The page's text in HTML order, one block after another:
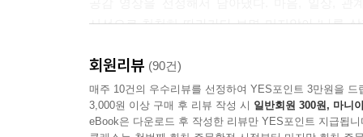
게으르게 살 때만 느끼는 감정이 아니에요.
열심히 살아도 그런 마음이 들 때가 있어요.
자책하거나 당황할 일이 아니에요.
시선으로 천천히 따라가다 보면 머지않아 ‘나를
‘넌 괜찮은 사람이야’라는 한마디에 무너진 자존
걸까요?
‘당신 잘못이 아니에요’라는 한마디에 죄책감
회원리뷰 (90건)
매주 10건의 우수리뷰를 선정하여 YES포인트 3만원을 드
3,000원 이상 구매 후 리뷰 작성 시 일반회원 300원, 마니
eBook은 다운로드 후 작성한 리뷰만 YES포인트 지급됩니